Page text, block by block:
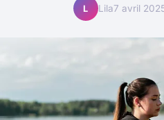
L Lila7 avril